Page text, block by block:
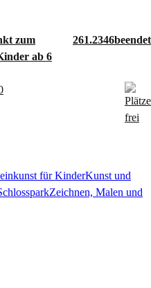
zum
ab 6
261.2346
für KinderKunst und
Zeichnen, Malen und